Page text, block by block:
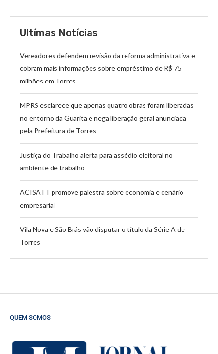
Ultímas Notícias
Vereadores defendem revisão da reforma administrativa e
cobram mais informações sobre empréstimo de R$ 75
milhões em Torres
MPRS esclarece que apenas quatro obras foram liberadas
no entorno da Guarita e nega liberação geral anunciada
pela Prefeitura de Torres
Justiça do Trabalho alerta para assédio eleitoral no
ambiente de trabalho
ACISATT promove palestra sobre economia e cenário
empresarial
Vila Nova e São Brás vão disputar o título da Série A de
Torres
QUEM SOMOS